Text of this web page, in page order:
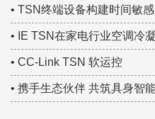
• TSN终端设备构建时间敏
虹科 TSN技术大赛集锦
• IE TSN在家电行业空调
TSN技术大赛集锦
• CC-Link TSN 软运控
• 携手生态伙伴 共筑具身智